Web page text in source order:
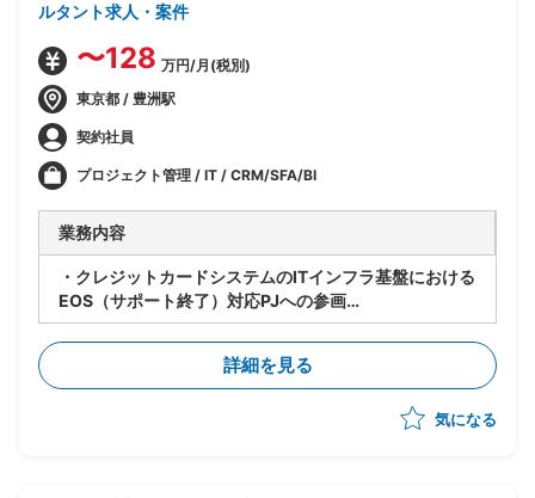
ルタント求人・案件
〜128 万円/月(税別)
東京都 / 豊洲駅
契約社員
プロジェクト管理 / IT / CRM/SFA/BI
業務内容
・クレジットカードシステムのITインフラ基盤における
EOS（サポート終了）対応PJへの参画
・インフラ構築のリーダーポジションとして案件全体の
コントロールを担当
・顧客対応および他チームとの調整・折衝業務
・オンプレミス環境を含むインフラ基盤の構築・移行対
詳細を見る
気になる